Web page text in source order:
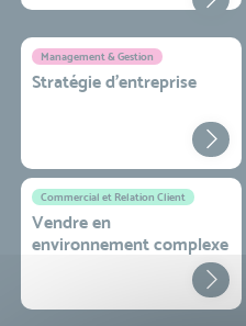
Management & Gestion
Stratégie d’entreprise
Commercial et Relation Client
Vendre en
environnement complexe